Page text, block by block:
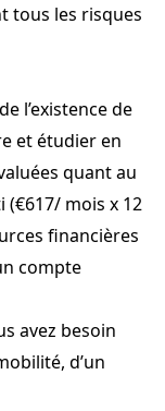
tous les risques
l’existence de
et étudier en
quant au
(€617/ mois x 12
financières
compte
avez besoin
d’un